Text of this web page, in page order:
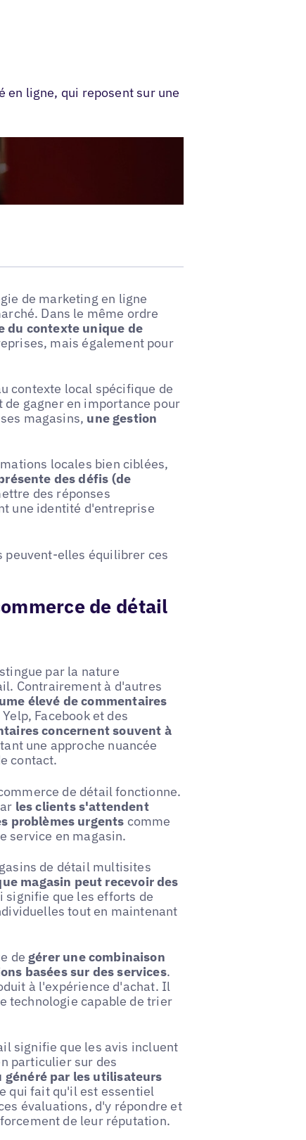
ligne, qui reposent sur une
de marketing en ligne
Dans le même ordre
du contexte unique de
mais également pour
contexte local spécifique de
gagner en importance pour
magasins, une gestion
locales bien ciblées,
des défis (de
des réponses
une identité d'entreprise
elles équilibrer ces
de détail
par la nature
Contrairement à d'autres
élevé de commentaires
Facebook et des
concernent souvent à
une approche nuancée
contact.
de détail fonctionne.
les clients s'attendent
problèmes urgents comme
service en magasin.
de détail multisites
magasin peut recevoir des
signifie que les efforts de
tout en maintenant
degérer une combinaison
basées sur des services.
à l'expérience d'achat. Il
technologie capable de trier
signifie que les avis incluent
particulier sur des
généré par les utilisateurs
qui fait qu'il est essentiel
évaluations, d'y répondre et
de leur réputation.